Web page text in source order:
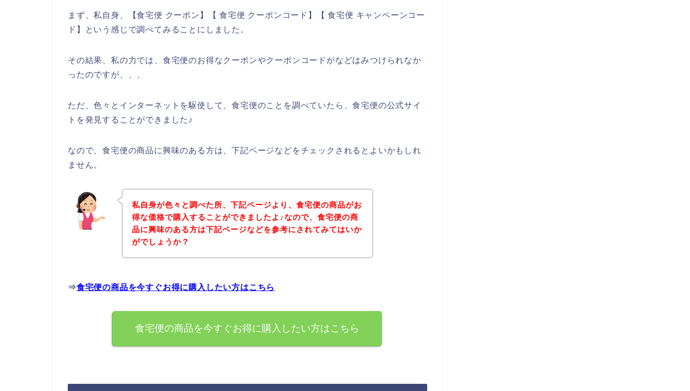
まず、私自身、【食宅便 クーポン】【 食宅便 クーポンコード】【 食宅便 キャンペーンコー
ド】という感じで調べてみることにしました。
その結果、私の力では、食宅便のお得なクーポンやクーポンコードがなどはみつけられなか
ったのですが、、、
ただ、色々とインターネットを駆使して、食宅便のことを調べていたら、食宅便の公式サイ
トを発見することができました♪
なので、食宅便の商品に興味のある方は、下記ページなどをチェックされるとよいかもしれ
ません。
私自身が色々と調べた所、下記ページより、食宅便の商品がお
得な価格で購入することができましたよ♪なので、食宅便の商
品に興味のある方は下記ページなどを参考にされてみてはいか
がでしょうか？
⇒食宅便の商品を今すぐお得に購入したい方はこちら
食宅便の商品を今すぐお得に購入したい方はこちら